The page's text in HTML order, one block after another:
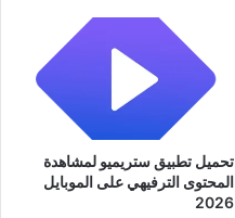
تحميل تطبيق ستريميو لمشاهدة
المحتوى الترفيهي على الموبايل
2026